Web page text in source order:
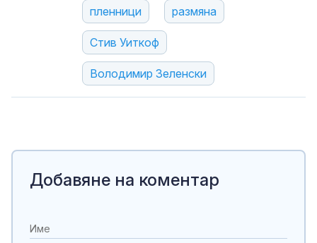
пленници размяна
Стив Уиткоф
Володимир Зеленски
Добавяне на коментар